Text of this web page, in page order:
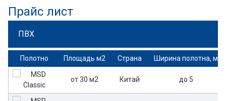
Прайс лист
ПВХ
Полотно Площадь м2 Страна Ширина полотна, м
от 30 м2 Китай до 5